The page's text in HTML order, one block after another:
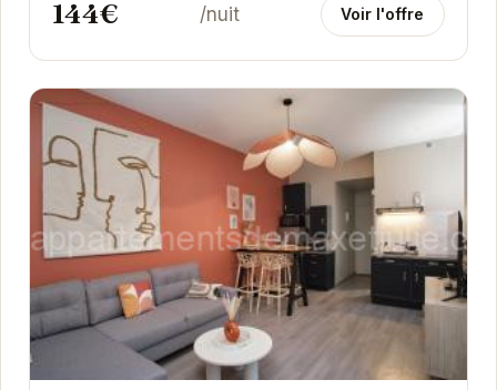
144€ /nuit Voir l'offre